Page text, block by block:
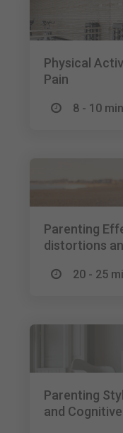
Physical
Pain
8 - 10 min
Parenting
distortions
20 - 25
Parenting
and